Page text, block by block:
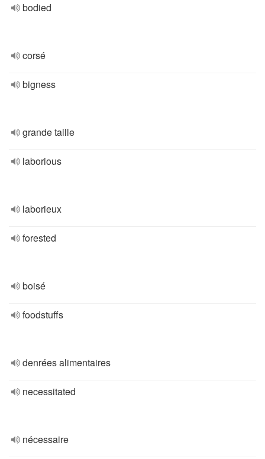
bodied
corsé
bigness
grande taille
laborious
laborieux
forested
boisé
foodstuffs
denrées alimentaires
necessitated
nécessaire